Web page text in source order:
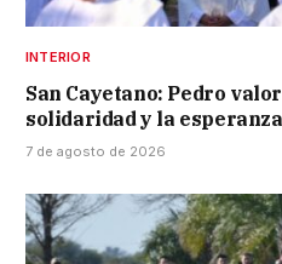
INTERIOR
San Cayetano: Pedro
solidaridad y la
7 de agosto de 2026